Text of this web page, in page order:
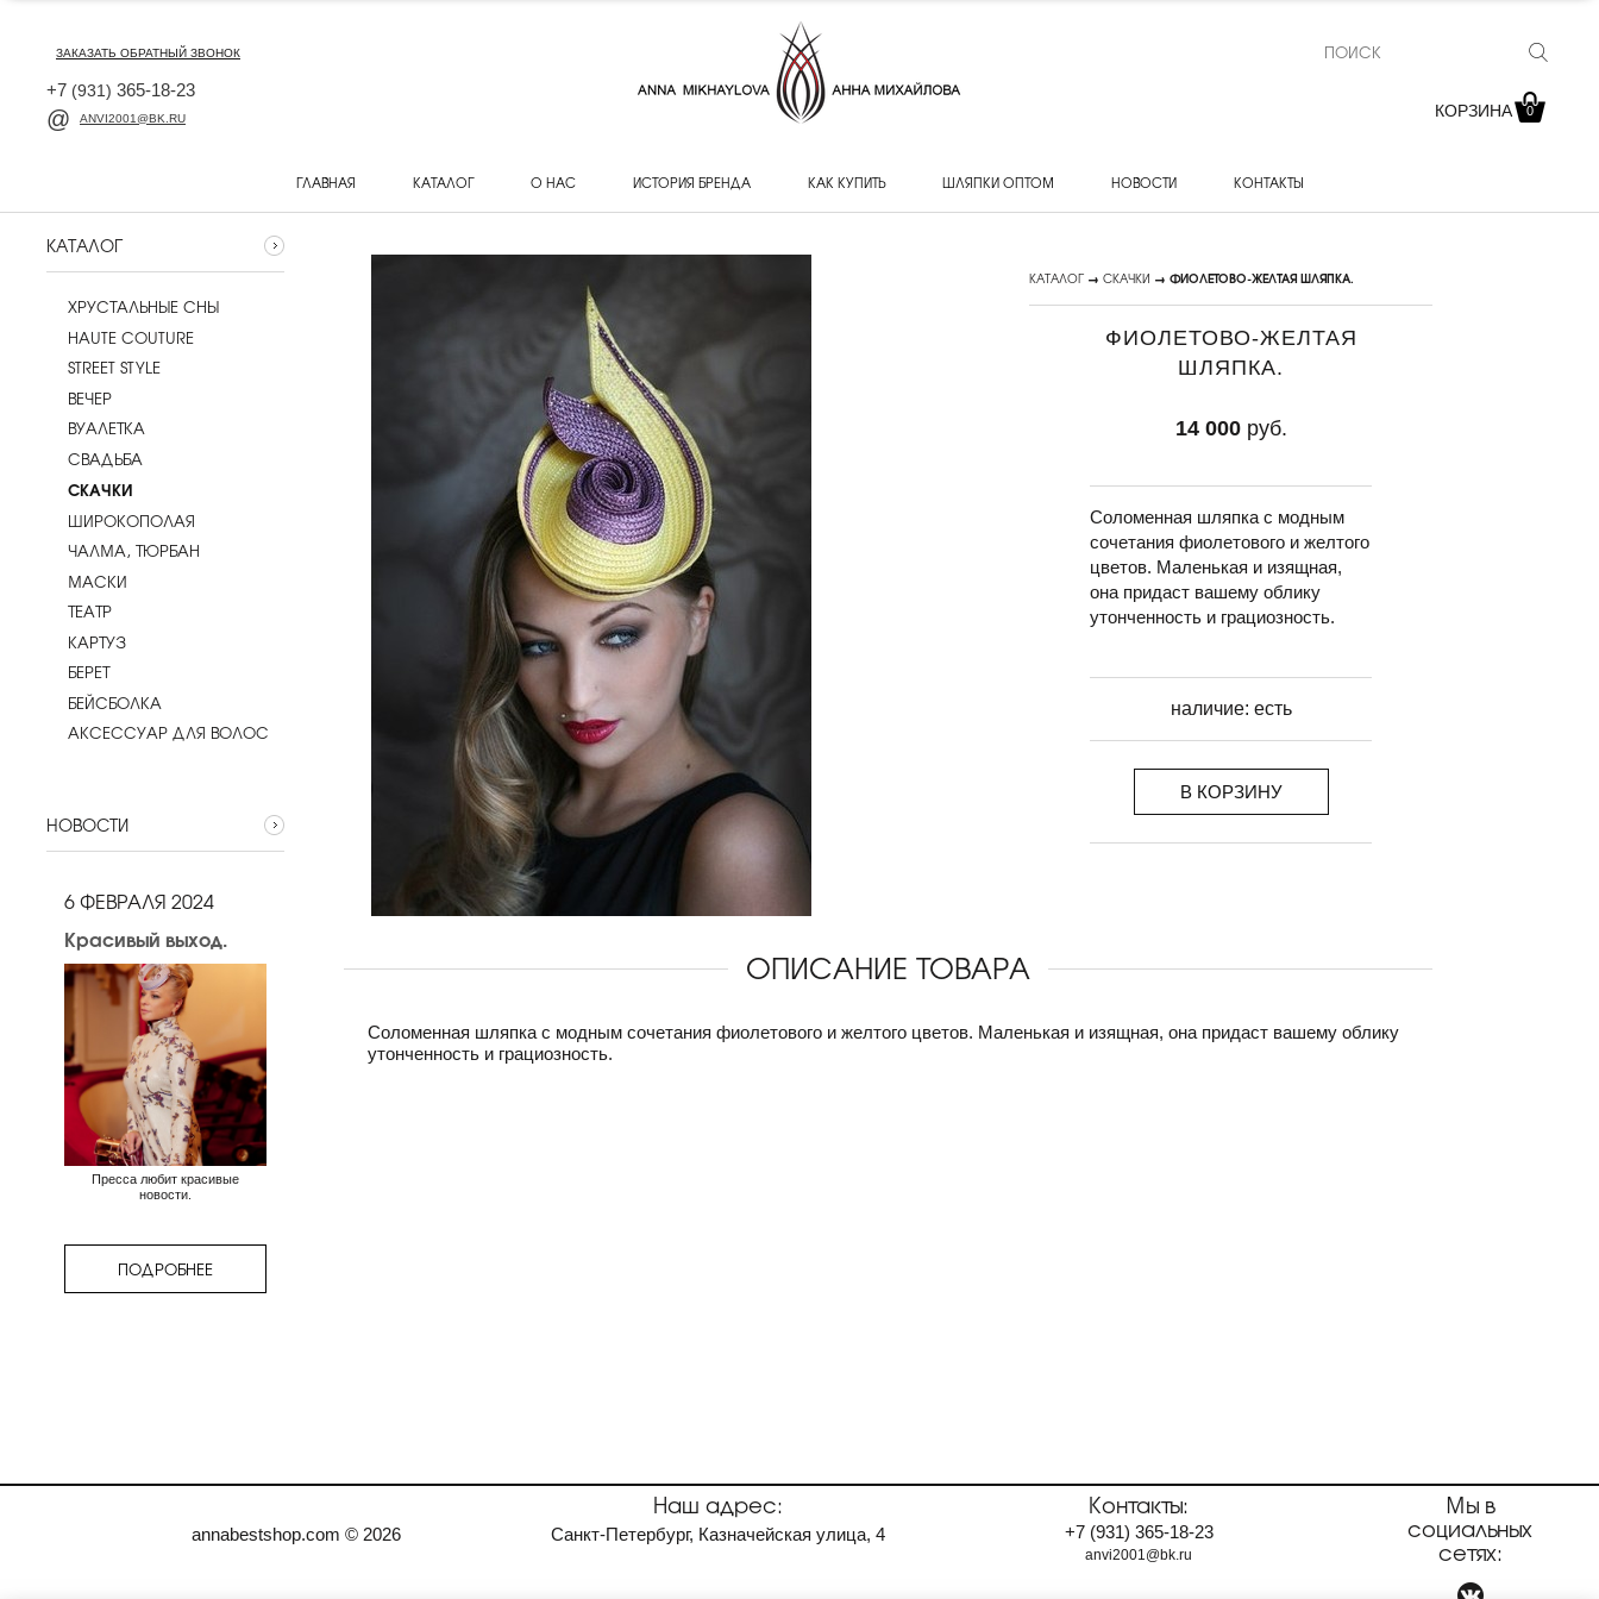
ЗАКАЗАТЬ ОБРАТНЫЙ ЗВОНОК
+7 (931) 365-18-23
ANVI2001@BK.RU КОРЗИНА 0
ГЛАВНАЯ КАТАЛОГ О НАС ИСТОРИЯ БРЕНДА КАК КУПИТЬ ШЛЯПКИ ОПТОМ НОВОСТИ КОНТАКТЫ
КАТАЛОГ
ХРУСТАЛЬНЫЕ СНЫ
HAUTE COUTURE
STREET STYLE
ВЕЧЕР
ВУАЛЕТКА
CВАДЬБА
СКАЧКИ
ШИРОКОПОЛАЯ
ЧАЛМА, ТЮРБАН
МАСКИ
ТЕАТР
КАРТУЗ
БЕРЕТ
БЕЙСБОЛКА
АКСЕССУАР ДЛЯ ВОЛОС
НОВОСТИ
6 ФЕВРАЛЯ 2024
Красивый выход.
Пресса любит красивые
новости.
ПОДРОБНЕЕ
КАТАЛОГ →СКАЧКИ → ФИОЛЕТОВО-ЖЕЛТАЯ ШЛЯПКА.
ФИОЛЕТОВО-ЖЕЛТАЯ
ШЛЯПКА.
Соломенная шляпка с модным
сочетания фиолетового и желтого
цветов. Маленькая и изящная,
она придаст вашему облику
утонченность и грациозность.
наличие: есть
14 000руб.
В КОРЗИНУ
ОПИСАНИЕ ТОВАРА
Соломенная шляпка с модным сочетания фиолетового и желтого цветов. Маленькая и изящная, она придаст вашему облику
утонченность и грациозность.
annabestshop.com © 2026
Наш адрес:
Санкт-Петербург, Казначейская улица, 4
Контакты:
+7 (931) 365-18-23
anvi2001@bk.ru
Мы в
социальных
сетях: